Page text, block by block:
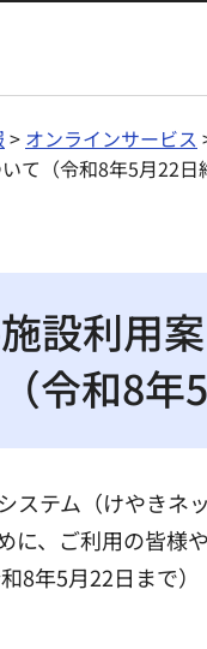
> オンラインサービス
て（令和8年5月22日
設利用
令和8年
ステム（けやきネ
に、ご利用の皆様
8年5月22日まで）